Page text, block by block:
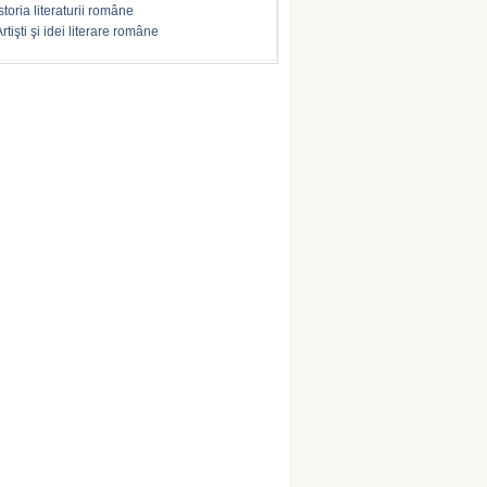
literaturii române
şi idei literare române